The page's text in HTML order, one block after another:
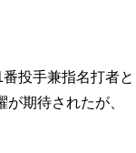
投手兼指名打者と
期待されたが、